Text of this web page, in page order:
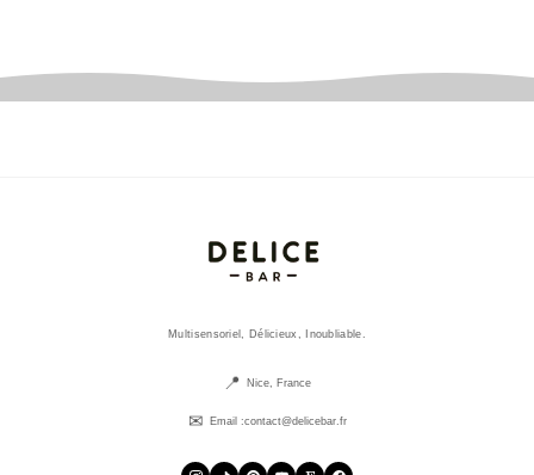
Multisensoriel, Délicieux, Inoubliable.
Nice, France
Email :contact@delicebar.fr